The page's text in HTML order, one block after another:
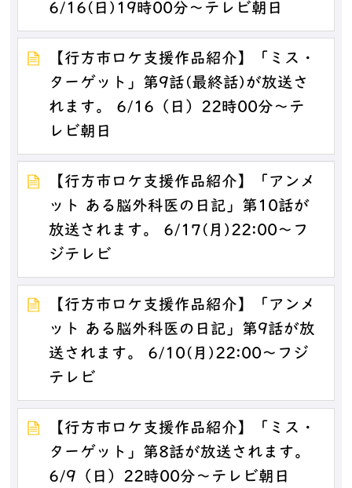
6/16(日)19時00分～テレビ朝日
【行方市ロケ支援作品紹介】「ミス・
ターゲット」第9話(最終話)が放送さ
れます。 6/16（日）22時00分～テ
レビ朝日
【行方市ロケ支援作品紹介】「アンメ
ット ある脳外科医の日記」第10話が
放送されます。 6/17(月)22:00～フ
ジテレビ
【行方市ロケ支援作品紹介】「アンメ
ット ある脳外科医の日記」第9話が放
送されます。 6/10(月)22:00～フジ
テレビ
【行方市ロケ支援作品紹介】「ミス・
ターゲット」第8話が放送されます。
6/9（日）22時00分～テレビ朝日